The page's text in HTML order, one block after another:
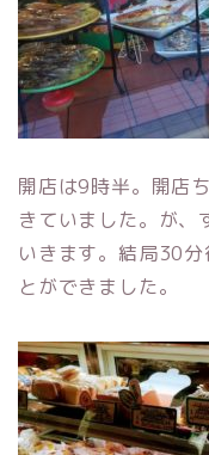
開店は9時半。開店
きていました。が、
いきます。結局30
とができました。